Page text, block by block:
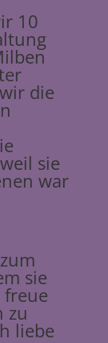
10
die
sie
war
sie
freue
zu
liebe